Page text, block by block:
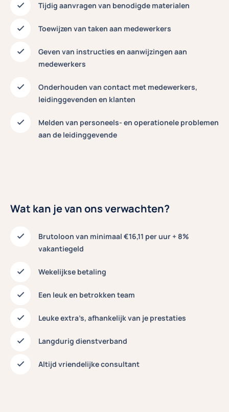
Tijdig aanvragen van benodigde materialen
Toewijzen van taken aan medewerkers
Geven van instructies en aanwijzingen aan
medewerkers
Onderhouden van contact met medewerkers,
leidinggevenden en klanten
Melden van personeels- en operationele problemen
aan de leidinggevende
Wat kan je van ons verwachten?
Brutoloon van minimaal €16,11 per uur + 8%
vakantiegeld
Wekelijkse betaling
Een leuk en betrokken team
Leuke extra’s, afhankelijk van je prestaties
Langdurig dienstverband
Altijd vriendelijke consultant